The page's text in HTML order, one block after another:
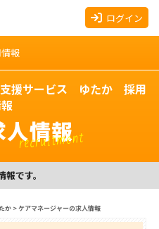
ログイン
報
援サービス ゆたか 採用
人情報
recruitment
です。
か>ケアマネージャーの求人情報